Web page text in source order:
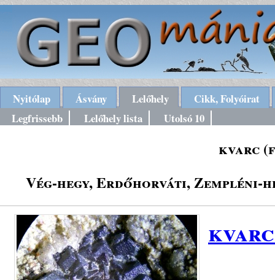
Nyitólap Ásvány Lelőhely
Cikk, Folyóirat
Legfrissebb
Lelőhely lista Utolsó 10
kvarc
Vég-hegy, Erdőhorváti, Zempléni-